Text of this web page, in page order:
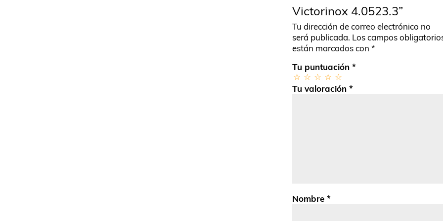
Victorinox 4.0523.3”
Tu dirección de correo electrónico no
será publicada. Los campos
están marcados con *
Tu puntuación *
Tu valoración *
Nombre *